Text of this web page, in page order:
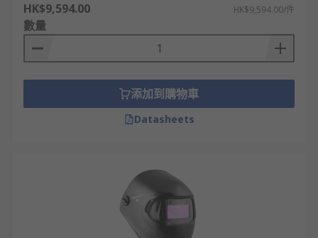
HK$9,594.00 HK$9,594.00/件
數量
添加到購物車
Datasheets